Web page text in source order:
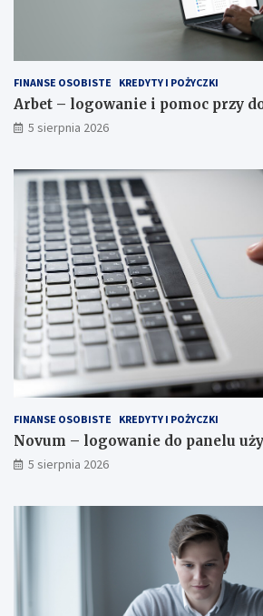
FINANSE OSOBISTE KREDYTY I POŻYCZKI
Arbet – logowanie i pomoc przy
5 sierpnia 2026
FINANSE OSOBISTE KREDYTY I POŻYCZKI
Novum – logowanie do panelu
5 sierpnia 2026